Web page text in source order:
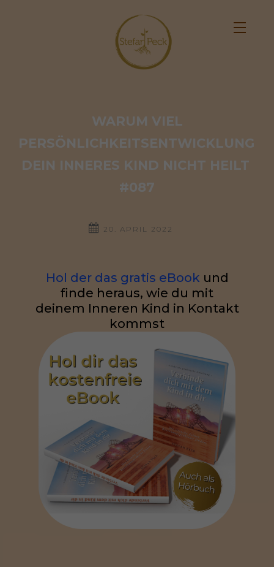
PERSÖNLICHKEITSENTWICKLUNG
DEIN INNERES KIND NICHT HEILT
#087
20. APRIL 2022
Hol der das gratis eBook und
finde heraus, wie du mit
deinem Inneren Kind in Kontakt
kommst